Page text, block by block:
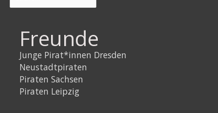
Freunde
Junge Pirat*innen Dresden
Neustadtpiraten
Piraten Sachsen
Piraten Leipzig